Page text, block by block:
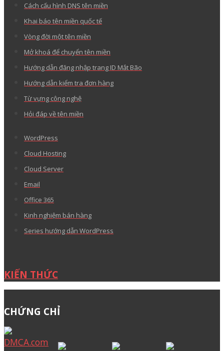
Cách cấu hình DNS tên miền
Khai báo tên miền quốc tế
Vòng đời một tên miền
Mở khoá để chuyển tên miền
Hướng dẫn đăng nhập trang ID Mắt Bão
Hướng dẫn kiểm tra đơn hàng
Từ vựng công nghệ
Hỏi đáp về tên miền
WordPress
Cloud Hosting
Cloud Server
Email
Office 365
Kinh nghiệm bán hàng
Series hướng dẫn WordPress
KIẾN THỨC
CHỨNG CHỈ